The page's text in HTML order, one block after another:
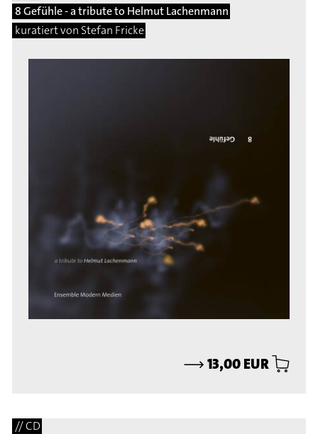
8 Gefühle - a tribute to Helmut Lachenmann
kuratiert von Stefan Fricke
⟶13,00 EUR
// CD